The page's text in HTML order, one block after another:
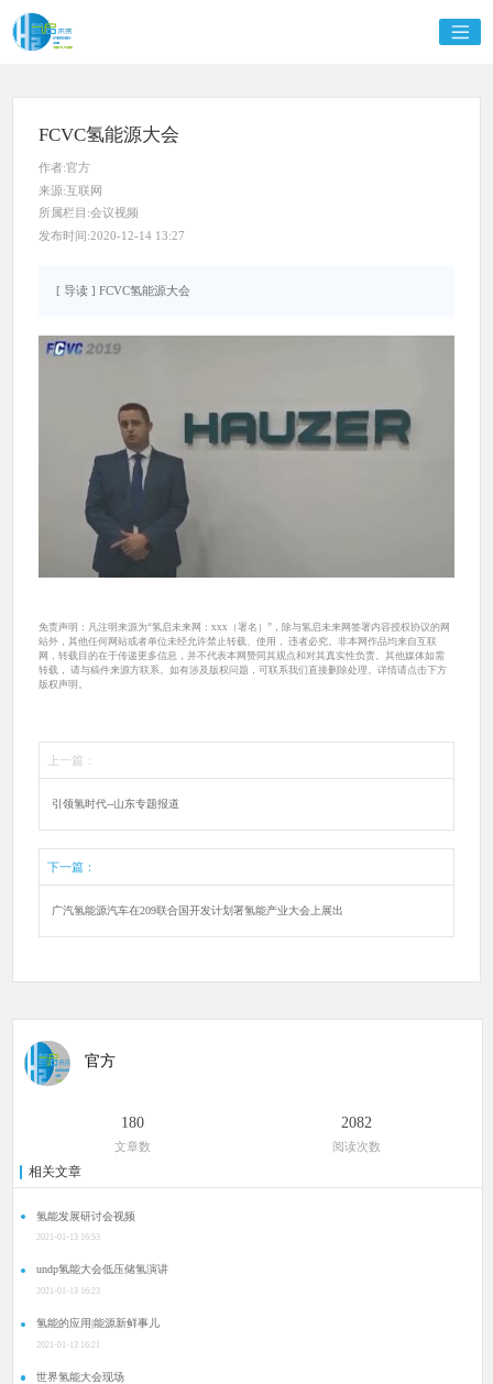
FCVC氢能源大会
作者:官方
来源:互联网
所属栏目:会议视频
发布时间:2020-12-14 13:27
[ 导读 ] FCVC氢能源大会
免责声明：凡注明来源为“氢启未来网：xxx（署名）”，除与氢启未来网签署内容授权协议的网
站外，其他任何网站或者单位未经允许禁止转载、使用， 违者必究。非本网作品均来自互联
网，转载目的在于传递更多信息，并不代表本网赞同其观点和对其真实性负责。其他媒体如需
转载， 请与稿件来源方联系。如有涉及版权问题，可联系我们直接删除处理。详情请点击下方
版权声明。
上一篇：
引领氢时代--山东专题报道
下一篇：
广汽氢能源汽车在209联合国开发计划署氢能产业大会上展出
官方
180
文章数
2082
阅读次数
相关文章
氢能发展研讨会视频
2021-01-13 16:53
undp氢能大会低压储氢演讲
2021-01-13 16:23
氢能的应用|能源新鲜事儿
2021-01-13 16:21
世界氢能大会现场